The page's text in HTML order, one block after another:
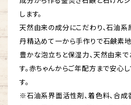
します。
天然由来の成分にこだわり、石油
丹精込めて一から手作りで石鹸素地
豊かな泡立ちと保湿力、天然由来
す。赤ちゃんからご年配方まで安心
す。
※石油系界面活性剤、着色料、合成